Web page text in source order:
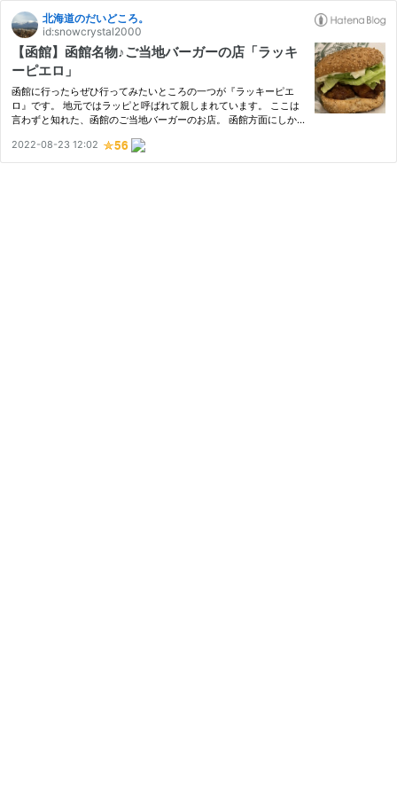
北海道のだいどころ。
id:snowcrystal2000
【函館】函館名物♪ご当地バーガーの店「ラッキ
ーピエロ」
函館に行ったらぜひ行ってみたいところの一つが『ラッキーピエ
ロ』です。 地元ではラッピと呼ばれて親しまれています。 ここは
言わずと知れた、函館のご当地バーガーのお店。 函館方面にしか
回訪問したのは『ラッキーピエロ昭和店』。 五稜郭駅から車で3分
の…
2022-08-23 12:02